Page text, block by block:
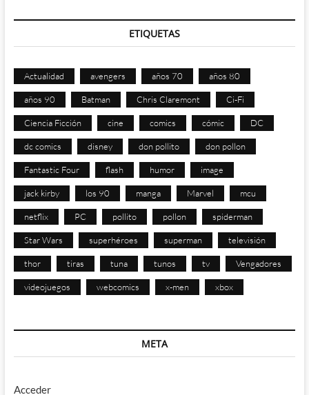
ETIQUETAS
Actualidad avengers años 70 años 80
años 90 Batman Chris Claremont Ci-Fi
Ciencia Ficción cine comics cómic DC
dc comics disney don pollito don pollon
Fantastic Four flash humor image
jack kirby los 90 manga Marvel mcu
netflix PC pollito pollon spiderman
Star Wars superhéroes superman televisión
thor tiras tuna tunos tv Vengadores
videojuegos webcomics x-men xbox
META
Acceder